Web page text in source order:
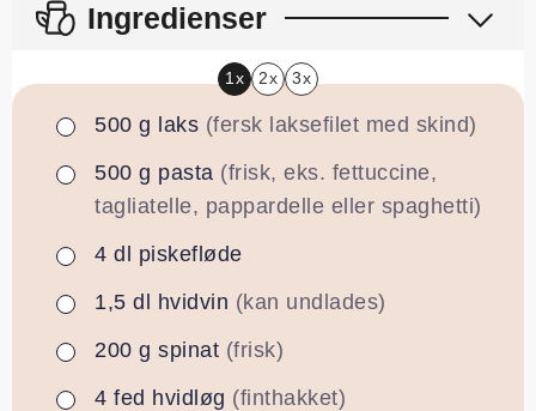
Ingredienser
1x 2x 3x
▢
500 g laks (fersk laksefilet med skind)
▢
500 g pasta (frisk, eks. fettuccine,
tagliatelle, pappardelle eller spaghetti)
▢
4 dl piskefløde
▢
1,5 dl hvidvin (kan undlades)
▢
200 g spinat (frisk)
▢
4 fed hvidløg (finthakket)